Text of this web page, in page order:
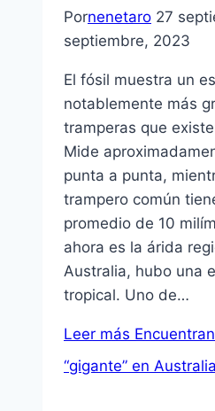
Pornenetaro 27
septiembre, 2023
El fósil muestra un
notablemente más
tramperas que
Mide
punta a punta,
trampero común
promedio de 10
ahora es la árida
Australia, hubo una
tropical. Uno de…
Leer más
“gigante” en Australia